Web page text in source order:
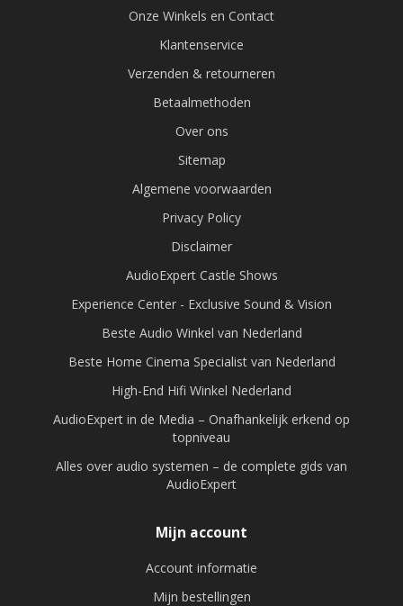
Onze Winkels en Contact
Klantenservice
Verzenden & retourneren
Betaalmethoden
Over ons
Sitemap
Algemene voorwaarden
Privacy Policy
Disclaimer
AudioExpert Castle Shows
Experience Center - Exclusive Sound & Vision
Beste Audio Winkel van Nederland
Beste Home Cinema Specialist van Nederland
High-End Hifi Winkel Nederland
AudioExpert in de Media – Onafhankelijk erkend op
topniveau
Alles over audio systemen – de complete gids van
AudioExpert
Mijn account
Account informatie
Mijn bestellingen